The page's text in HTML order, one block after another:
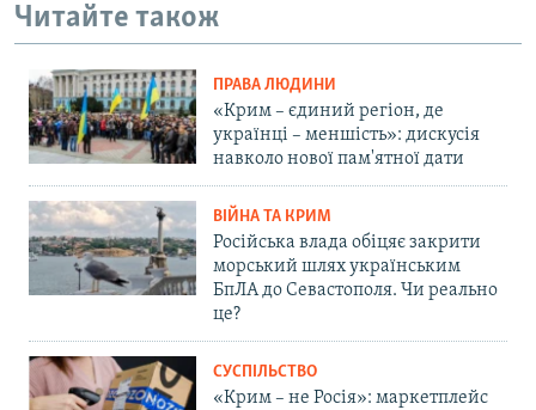
Читайте також
ПРАВА ЛЮДИНИ
«Крим – єдиний регіон, де
українці – меншість»: дискусія
навколо нової пам'ятної дати
ВІЙНА ТА КРИМ
Російська влада обіцяє закрити
морський шлях українським
БпЛА до Севастополя. Чи реально
це?
СУСПІЛЬСТВО
«Крим – не Росія»: маркетплейс